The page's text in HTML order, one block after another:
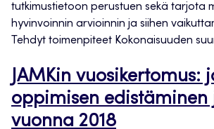
tutkimustietoon perustuen sekä tarjota
hyvinvoinnin arvioinnin ja siihen
Tehdyt toimenpiteet Kokonaisuuden
JAMKin vuosikertomus:
oppimisen edistäminen
vuonna 2018